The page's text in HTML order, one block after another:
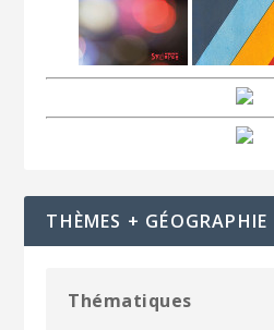
THÈMES + GÉOGRAPHIE
Thématiques